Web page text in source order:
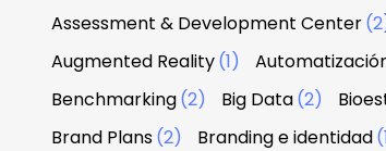
Assessment & Development Center
Augmented Reality(1)
Benchmarking(2) Big Data(2)
Brand Plans(2) Branding e identidad